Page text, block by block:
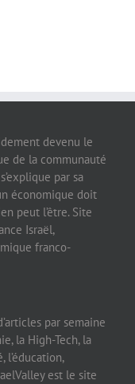
devenu le
de la communauté
par sa
économique doit
peut l’être. Site
Israël,
franco-
par semaine
la High-Tech, la
l’éducation,
est le site